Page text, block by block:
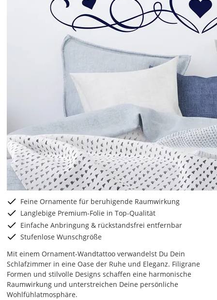
Feine Ornamente für beruhigende Raumwirkung
Langlebige Premium-Folie in Top-Qualität
Einfache Anbringung & rückstandsfrei entfernbar
Stufenlose Wunschgröße
Mit einem Ornament-Wandtattoo verwandelst Du Dein
Schlafzimmer in eine Oase der Ruhe und Eleganz. Filigrane
Formen und stilvolle Designs schaffen eine harmonische
Raumwirkung und unterstreichen Deine persönliche
Wohlfühlatmosphäre.